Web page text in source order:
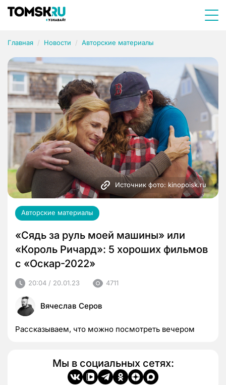
Главная Новости Авторские материалы
Источник фото: kinopoisk.ru
Авторские материалы
«Сядь за руль моей машины» или
«Король Ричард»: 5 хороших фильмов
с «Оскар-2022»
20:04 / 20.01.23 4711
Вячеслав Серов
Рассказываем, что можно посмотреть вечером
Мы в социальных сетях: